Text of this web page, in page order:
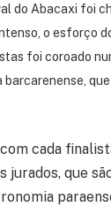
do Abacaxi foi
o esforço
foi coroado
cada
jurados, que